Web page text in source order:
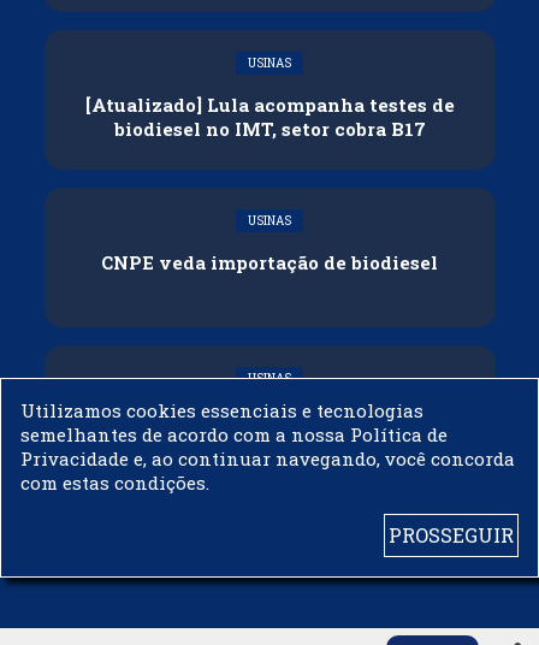
USINAS
[Atualizado] Lula acompanha testes de
biodiesel no IMT, setor cobra B17
USINAS
CNPE veda importação de biodiesel
USINAS
Acelen Renováveis assina acordo com
Bunge para óleo de soja em projeto na
Bahia
Utilizamos cookies essenciais e tecnologias
semelhantes de acordo com a nossa Política de
Privacidade e, ao continuar navegando, você concorda
com estas condições.
PROSSEGUIR